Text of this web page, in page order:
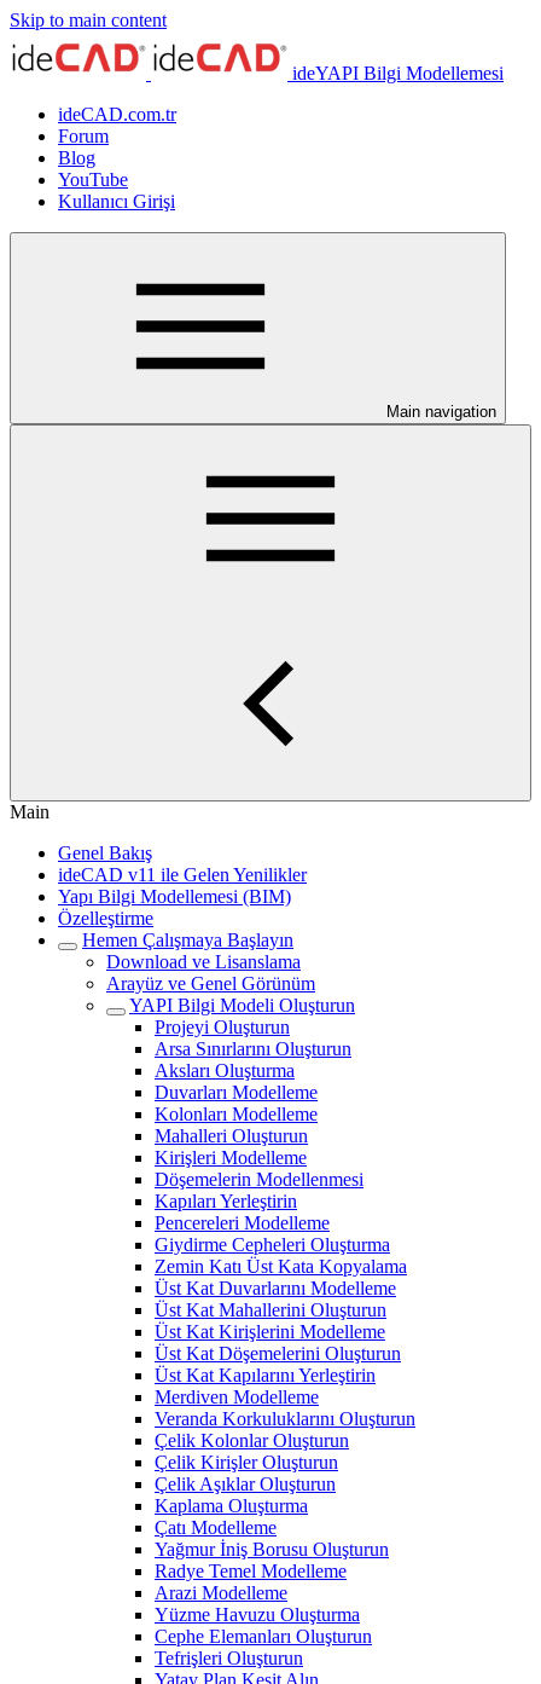
Skip to main content
ideYAPI Bilgi Modellemesi
ideCAD.com.tr
Forum
Blog
YouTube
Kullanıcı Girişi
Main navigation
Main
Genel Bakış
ideCAD v11 ile Gelen Yenilikler
Yapı Bilgi Modellemesi (BIM)
Özelleştirme
Hemen Çalışmaya Başlayın
Download ve Lisanslama
Arayüz ve Genel Görünüm
YAPI Bilgi Modeli Oluşturun
Projeyi Oluşturun
Arsa Sınırlarını Oluşturun
Aksları Oluşturma
Duvarları Modelleme
Kolonları Modelleme
Mahalleri Oluşturun
Kirişleri Modelleme
Döşemelerin Modellenmesi
Kapıları Yerleştirin
Pencereleri Modelleme
Giydirme Cepheleri Oluşturma
Zemin Katı Üst Kata Kopyalama
Üst Kat Duvarlarını Modelleme
Üst Kat Mahallerini Oluşturun
Üst Kat Kirişlerini Modelleme
Üst Kat Döşemelerini Oluşturun
Üst Kat Kapılarını Yerleştirin
Merdiven Modelleme
Veranda Korkuluklarını Oluşturun
Çelik Kolonlar Oluşturun
Çelik Kirişler Oluşturun
Çelik Aşıklar Oluşturun
Kaplama Oluşturma
Çatı Modelleme
Yağmur İniş Borusu Oluşturun
Radye Temel Modelleme
Arazi Modelleme
Yüzme Havuzu Oluşturma
Cephe Elemanları Oluşturun
Tefrişleri Oluşturun
Yatay Plan Kesit Alın